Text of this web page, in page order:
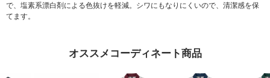
で、塩素系漂白剤による色抜けを軽減。 シワにもなりにくいので、清潔感を保
てます。
オススメコーディネート商品